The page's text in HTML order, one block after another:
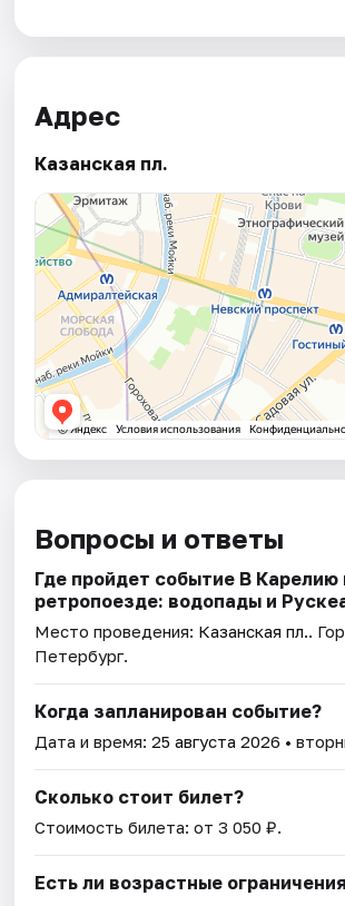
Адрес
Казанская пл.
Вопросы и ответы
Где пройдет событие В Карелию
ретропоезде: водопады и
Место проведения: Казанская пл..
Петербург.
Когда запланирован событие?
Дата и время:25 августа 2026 •
Сколько стоит билет?
Стоимость билета: от 3 050 ₽.
Есть ли возрастные